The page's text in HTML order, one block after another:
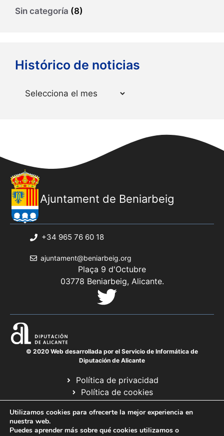
Sin categoría (8)
Histórico de noticias
Arxius
Ajuntament de Beniarbeig
+34 965 76 60 18
ajuntament@beniarbeig.org
Plaça 9 d'Octubre
03778 Beniarbeig, Alicante.
© 2020 Web desarrollada por el Servicio de Informática de
Diputación de Alicante
Política de privacidad
Política de cookies
Mapa web
Utilizamos cookies para ofrecerte la mejor experiencia en
nuestra web.
Puedes aprender más sobre qué cookies utilizamos o